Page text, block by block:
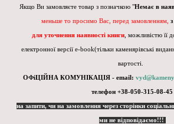
Якщо Ви замовляєте товар з позначкою "Немає в
меньше то просимо Вас, перед замовленням,
для уточнення наявності книги , можливістю її
електронної версії e-book(тільки каменярівські
вартості.
ОФіЦІЙНА КОМУНІКАЦІЯ - email:
телефон +38-050-315-08-45
на запити, чи на замовлення через сторінки
ми не відповідаємо!!!